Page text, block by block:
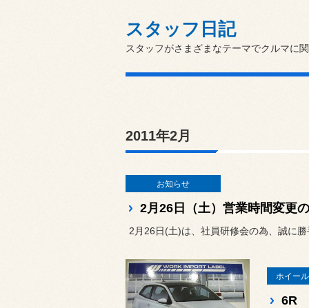
スタッフ日記
スタッフがさまざまなテーマでクルマに
2011年2月
お知らせ
2月26日（土）営業時間変更
2月26日(土)は、社員研修会の為、誠に
ホイー
6R